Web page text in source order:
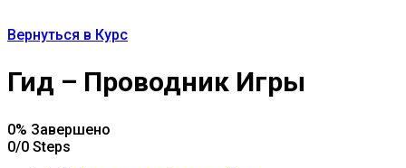
Вернуться в Курс
Гид – Проводник Игры
0% Завершено
0/0 Steps